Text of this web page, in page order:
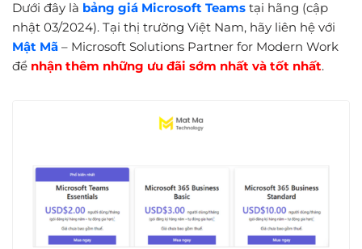
Dưới đây là bảng giá Microsoft Teams tại hãng (cập
nhật 03/2024). Tại thị trường Việt Nam, hãy liên hệ với
Mật Mã – Microsoft Solutions Partner for Modern Work
để nhận thêm những ưu đãi sớm nhất và tốt nhất.